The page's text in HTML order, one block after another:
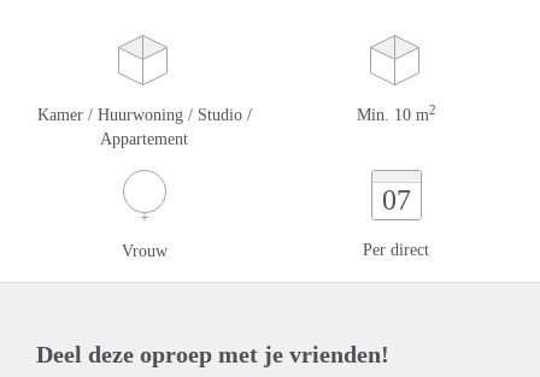
Kamer / Huurwoning / Studio /
Appartement
Min. 10 m2
Vrouw
07
Per direct
Deel deze oproep met je vrienden!